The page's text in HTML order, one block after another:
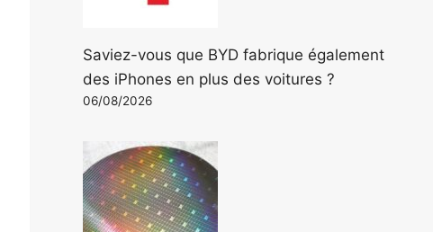
Saviez-vous que BYD fabrique également
des iPhones en plus des voitures ?
06/08/2026